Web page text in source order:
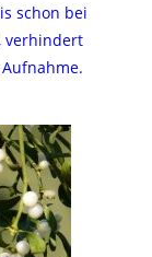
schon bei
verhindert